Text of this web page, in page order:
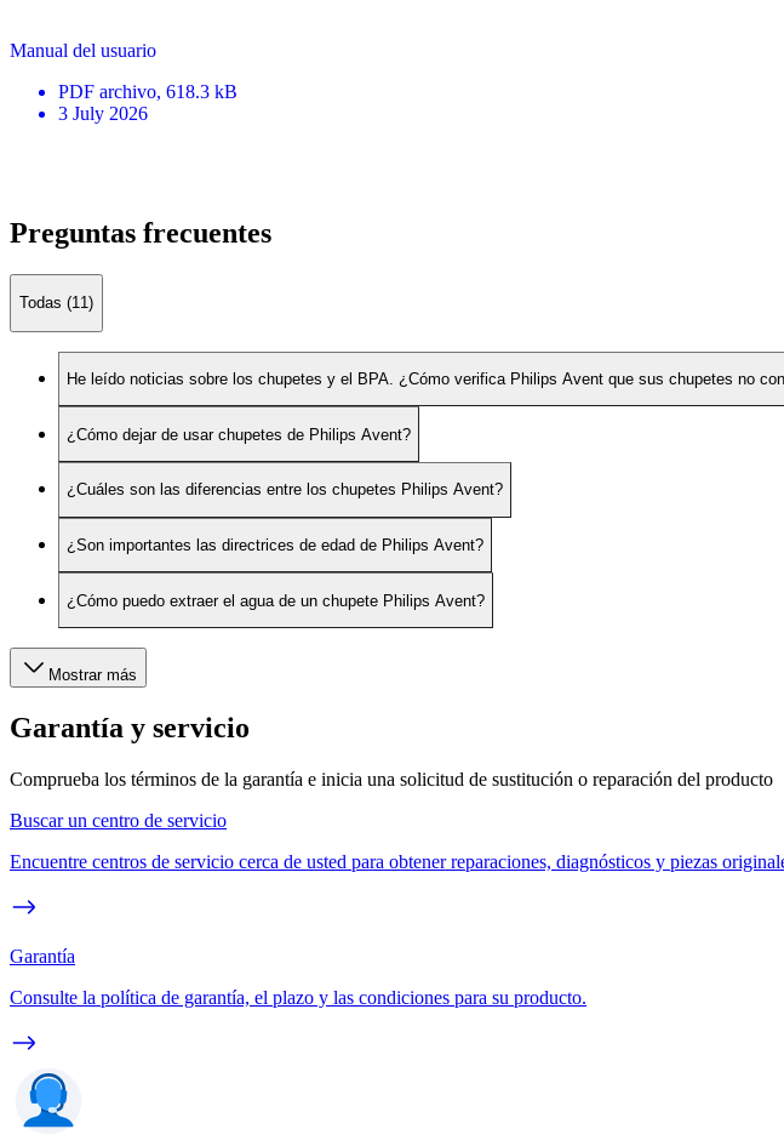
Manual del usuario
PDF archivo, 618.3 kB
3 July 2026
Preguntas frecuentes
Todas (11)
He leído noticias sobre los chupetes y el BPA. ¿Cómo verifica Philips Avent que sus chupetes no
¿Cómo dejar de usar chupetes de Philips Avent?
¿Cuáles son las diferencias entre los chupetes Philips Avent?
¿Son importantes las directrices de edad de Philips Avent?
¿Cómo puedo extraer el agua de un chupete Philips Avent?
Mostrar más
Garantía y servicio
Comprueba los términos de la garantía e inicia una solicitud de sustitución o reparación del producto
Buscar un centro de servicio
Encuentre centros de servicio cerca de usted para obtener reparaciones, diagnósticos y piezas
Garantía
Consulte la política de garantía, el plazo y las condiciones para su producto.